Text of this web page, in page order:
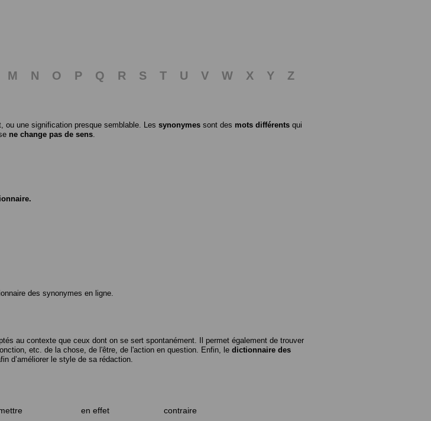
M N O P Q R S T U V W X Y
Z
ou une signification presque semblable. Les synonymes sont des mots différents qui
ne change pas de sens
des synonymes en ligne.
au contexte que ceux dont on se sert spontanément. Il permet également de trouver
etc. de la chose, de l'être, de l'action en question. Enfin, le dictionnaire des
d’améliorer le style de sa rédaction.
en effet contraire